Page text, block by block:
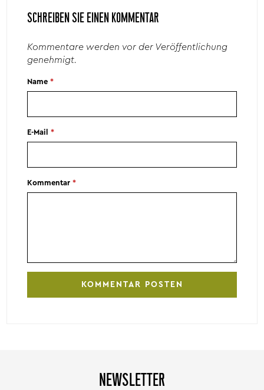
SCHREIBEN SIE EINEN KOMMENTAR
Kommentare werden vor der Veröffentlichung
genehmigt.
Name*
E-Mail*
Kommentar*
NEWSLETTER